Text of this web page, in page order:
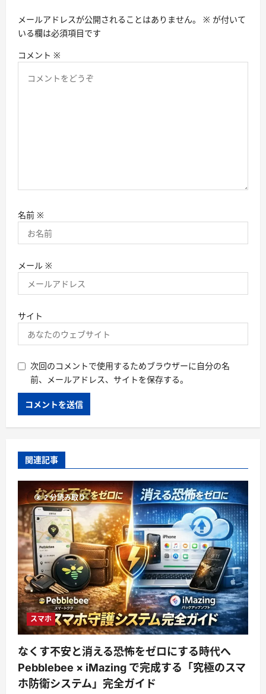
メールアドレスが公開されることはありません。 ※ が付いて
いる欄は必須項目です
コメント ※
名前 ※
メール ※
サイト
次回のコメントで使用するためブラウザーに自分の名
前、メールアドレス、サイトを保存する。
関連記事
2 分読み取り
スマホ
なくす不安と消える恐怖をゼロにする時代へ
Pebblebee × iMazing で完成する「究極のスマ
ホ防衛システム」完全ガイド